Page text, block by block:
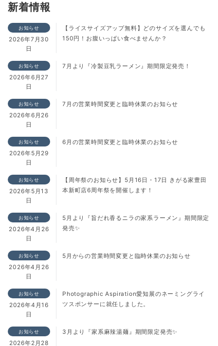
新着情報
お知らせ
2026年7月30
日
【ライスサイズアップ無料】どのサイズを選んでも
150円！お腹いっぱい食べませんか？
お知らせ
2026年6月27
日
7月より『冷製豆乳ラーメン』期間限定発売！
お知らせ
2026年6月26
日
7月の営業時間変更と臨時休業のお知らせ
お知らせ
2026年5月29
日
6月の営業時間変更と臨時休業のお知らせ
お知らせ
2026年5月13
日
【周年祭のお知らせ】5月16日・17日 きがる家豊田
本新町店6周年祭を開催します！
お知らせ
2026年4月26
日
5月より『旨だれ香るニラの家系ラーメン』期間限定
発売✨
お知らせ
2026年4月26
日
5月からの営業時間変更と臨時休業のお知らせ
お知らせ
2026年4月16
日
Photographic Aspiration愛知展のネーミングライ
ツスポンサーに就任しました。
お知らせ
2026年2月28
3月より『家系麻辣湯麺』期間限定発売✨